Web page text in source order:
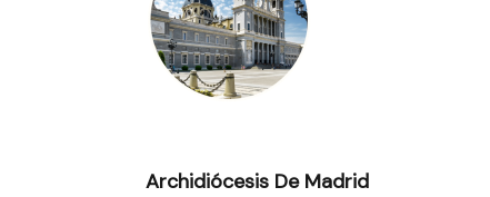
Archidiócesis De Madrid